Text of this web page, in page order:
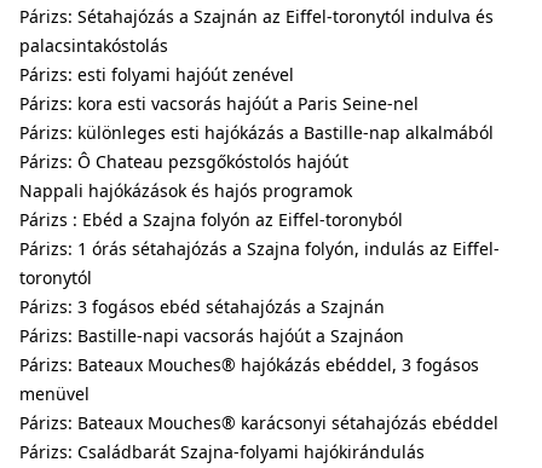
Párizs: Sétahajózás a Szajnán az Eiffel-toronytól indulva és
palacsintakóstolás
Párizs: esti folyami hajóút zenével
Párizs: kora esti vacsorás hajóút a Paris Seine-nel
Párizs: különleges esti hajókázás a Bastille-nap alkalmából
Párizs: Ô Chateau pezsgőkóstolós hajóút
Nappali hajókázások és hajós programok
Párizs : Ebéd a Szajna folyón az Eiffel-toronyból
Párizs: 1 órás sétahajózás a Szajna folyón, indulás az Eiffel-
toronytól
Párizs: 3 fogásos ebéd sétahajózás a Szajnán
Párizs: Bastille-napi vacsorás hajóút a Szajnáon
Párizs: Bateaux Mouches® hajókázás ebéddel, 3 fogásos
menüvel
Párizs: Bateaux Mouches® karácsonyi sétahajózás ebéddel
Párizs: Családbarát Szajna-folyami hajókirándulás